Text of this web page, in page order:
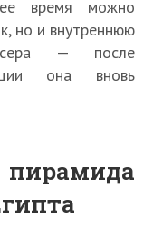
время можно
но и внутреннюю
— после
она вновь